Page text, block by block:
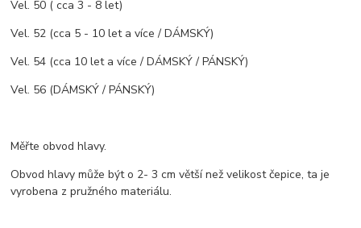
Vel. 50 ( cca 3 - 8 let)
Vel. 52 (cca 5 - 10 let a více / DÁMSKÝ)
Vel. 54 (cca 10 let a více / DÁMSKÝ / PÁNSKÝ)
Vel. 56 (DÁMSKÝ / PÁNSKÝ)
Měřte obvod hlavy.
Obvod hlavy může být o 2- 3 cm větší než velikost čepice, ta je
vyrobena z pružného materiálu.